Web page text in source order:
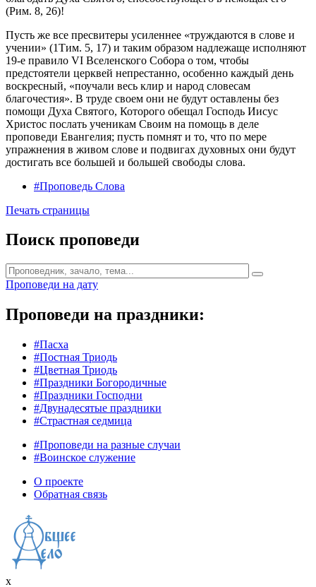
(Рим. 8, 26)!
Пусть же все пресвитеры усиленнее «труждаются в слове и
учении» (1Тим. 5, 17) и таким образом надлежаще исполняют
19-е правило VI Вселенского Собора о том, чтобы
предстоятели церквей непрестанно, особенно каждый день
воскресный, «поучали весь клир и народ словесам
благочестия». В труде своем они не будут оставлены без
помощи Духа Святого, Которого обещал Господь Иисус
Христос послать ученикам Своим на помощь в деле
проповеди Евангелия; пусть помнят и то, что по мере
упражнения в живом слове и подвигах духовных они будут
достигать все большей и большей свободы слова.
#Проповедь Слова
Печать страницы
Поиск проповеди
Проповеди на дату
Проповеди на праздники:
#Пасха
#Постная Триодь
#Цветная Триодь
#Праздники Богородичные
#Праздники Господни
#Двунадесятые праздники
#Страстная седмица
#Проповеди на разные случаи
#Воинское служение
О проекте
Обратная связь
x